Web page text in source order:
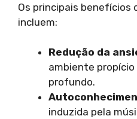
Os principais benefícios
incluem:
Redução da
ambiente
profundo.
induzida pela